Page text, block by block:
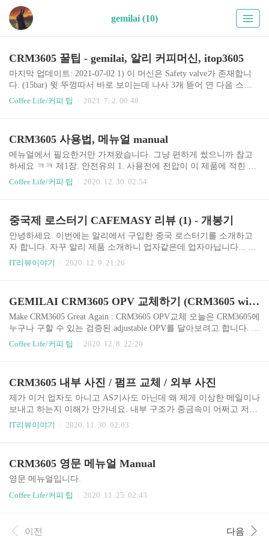
gemilai (10)
CRM3605 꿀팁 - gemilai, 알리 커피머신, itop3605
마지막 업데이트: 2021-07-02 1) 이 머신은 Safety valve가 존재합니
다. (15bar) 윗 뚜껑따서 바로 보이는데 나사 3개 뜯어 연 다음 스프
링을 몸무게 등으로 한번 세게 누르고 다시 넣으면 11bar 고정 가능
원상복구 했습니다. 2) 중국산 제품에 IMS 샤워스크린으로 플렉스
할 수 있습니다. CI 200 IM 사면 되는데 기본 제품이랑 성능 차이는
거의 없다시피 합니다. 다만 청소가 편해집니다. CI 200 IM이 순정품
이랑 같은 크기입니다. 순정품도 마찬가지 이지만 이게 헤드..
Coffee Life/커피 팁 2021. 7. 2. 00:48
CRM3605 사용법, 메뉴얼 manual
메뉴얼에서 필요한거만 가져왔습니다. 그냥 편하게 썼으니까 참고
하세요 ㅋㅋ 제1장. 안전유의 1. 사용전에 전압이 이 제품에 적힌 사
양과 맞는지 필히 확인 2. 암튼 조심하셈. 3. 4도 이상의 환경에서 쓰
커피나 커피음료만 만들 수 있어요. 카푸치노나 라떼같은거 ㅇㅇ 우
유 스팀이나 차 만들 수 있음. 그외에 이상한 용도로 사용하면 위험
할 수도 있음. 제3장. 조작 설명 A. 초기사용 1. 포장을 까고 CRM360
5를 영접한다. 구성품이 다 있는지 확인한다. (하지만 본체만 멀쩡하
면 되고 구성품은 따로 ..
Coffee Life/커피 팁 2020. 12. 30. 02:54
중국제 로스터기 CAFEMASY 리뷰 (1) - 개봉기
안녕하세요. 이번에는 알리에서 구입한 중국 로스터기를 소개하고
자 합니다. 자꾸 알리 제품 소개하니 업자같은데 업자아닙니다... 제
품명은 CAFEMASY 입니다. 미국의 프레시로스터를 모방한 제품으
악해볼 필요가 있습니다. 전체적으로 마감이 나쁘지 않다고 느껴지
는데 실린더는 좀... 허접한 손잡이는 상단 뚜껑과 본체를 고정시켜
주는 역할도 합니다. 본체 열판 및 송풍구입니다. 흔히 팝콘기로 로
스팅을 많이 하시는데 딱 그런 모습입니다. 220V 플러그 * 참고) 제
품 출발은 홍콩에서 했고(홍콩수입) 인보이스는 ..
IT리뷰이야기 2020. 12. 9. 21:26
GEMILAI CRM3605 OPV 교체하기 (CRM3605 with adjustable OPV)
Make CRM3605 Great Again : CRM3605 OPV교체 오늘은 CRM3605에
누구나 구할 수 있는 검증된 adjustable OPV를 달아보려고 합니다. 미
국 아마존에서 쉽게 구입할 수 있으며... 이베이 등에서 다양하게 판
는데... 황동 OPV가 기기값 절반에 육박할 뿐만 아니라 너무 커서 작
은 공간에 맞지 않았고요 그리고 구하기도 어려웠고 해서 그냥 순정
상태로 스프링 조절하여 사용하고 있었습니다. (참고: .dawnlog.net/1
45) 하지만 20달러라면 OPV 체험할만 할..
Coffee Life/커피 팁 2020. 12. 8. 22:20
CRM3605 내부 사진 / 펌프 교체 / 외부 사진
제가 이거 업자도 아니고 AS기사도 아닌데 왜 제게 이상한 메일이나
보내고 하는지 이해가 안가네요. 내부 구조가 중금속이 어쩌고 저쩌
고 그걸 왜 저한테 따지나요. 불안하면 안사시면 되는데요... 제가 장
겠습니다. 비슷한 기기들의 녹슬지 않는 나사를 굳이 구하여서 사용
하셔도 되고요. 나사가 녹슨다는 느낌은 못받았습니다. 상단분해하
레빌에서 차용하는 형태입니다. 우측 사진은 하단 분해한 것인데 우
IT리뷰이야기 2020. 11. 30. 02:03
CRM3605 영문 메뉴얼 Manual
영문 메뉴얼입니다.
Coffee Life/커피 팁
2020. 11. 25. 02:43
이전 다음